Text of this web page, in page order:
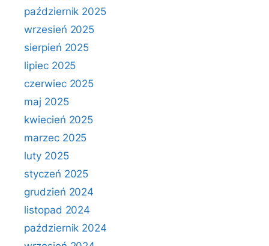
październik 2025
wrzesień 2025
sierpień 2025
lipiec 2025
czerwiec 2025
maj 2025
kwiecień 2025
marzec 2025
luty 2025
styczeń 2025
grudzień 2024
listopad 2024
październik 2024